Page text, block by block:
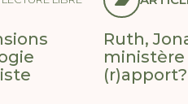
Ruth,
ministère
(r)apport?